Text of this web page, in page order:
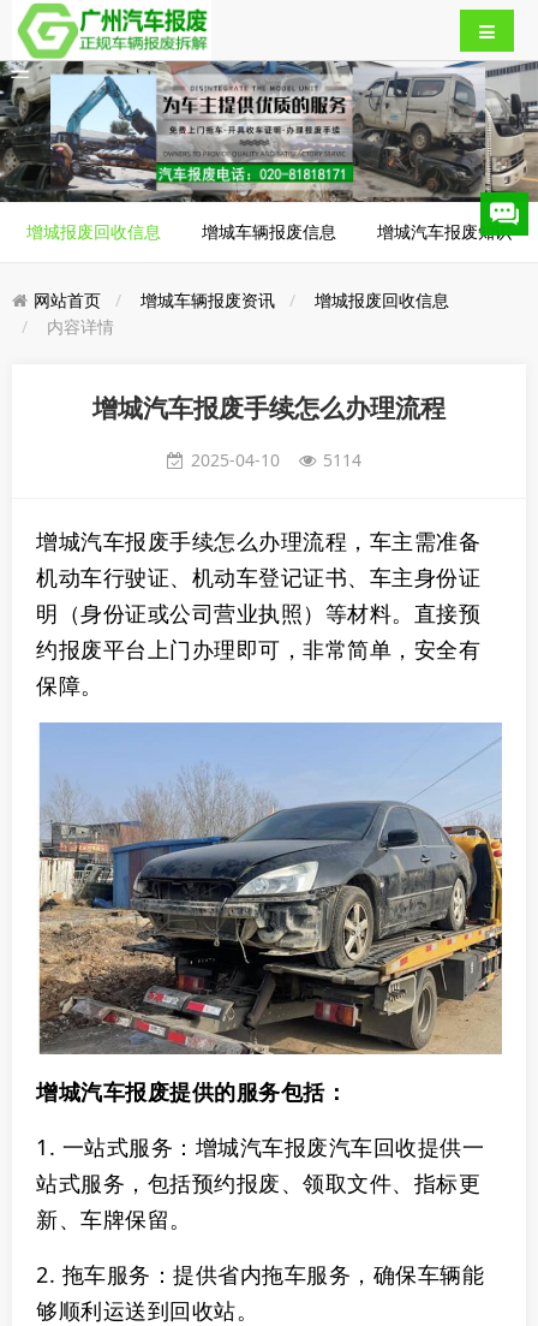
增城报废回收信息 增城车辆报废信息 增城汽车报废知识
网站首页 增城车辆报废资讯
增城报废回收信息
内容详情
​增城汽车报废手续怎么办理流程
2025-04-10 5114
增城汽车报废手续怎么办理流程，车主需准备
机动车行驶证、机动车登记证书、车主身份证
明（身份证或公司营业执照）等材料。直接预
约报废平台上门办理即可，非常简单，安全有
保障。
增城汽车报废提供的服务包括‌：
1. ‌一站式服务‌：增城汽车报废汽车回收提供一
站式服务，包括预约报废、领取文件、指标更
新、车牌保留。
2. ‌拖车服务‌：提供省内拖车服务，确保车辆能
够顺利运送到回收站‌。